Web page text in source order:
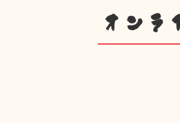
オンラ